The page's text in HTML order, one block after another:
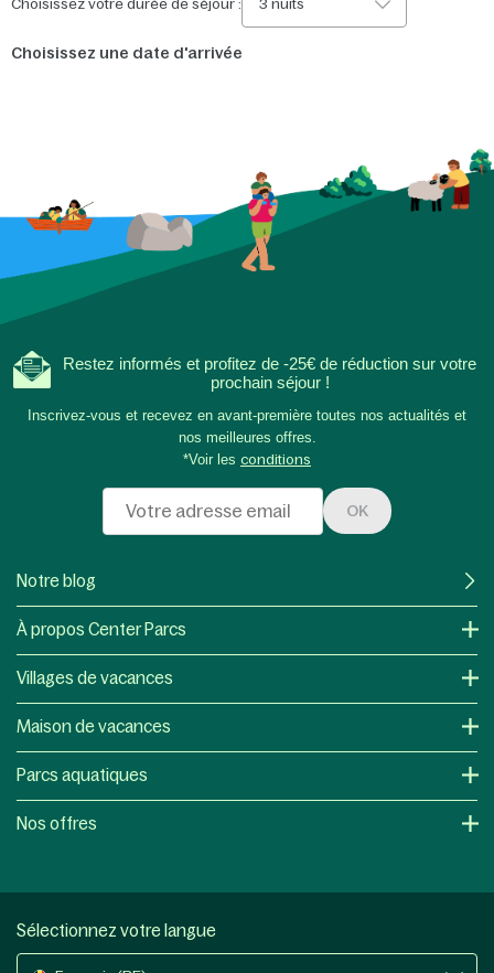
Choisissez votre durée de séjour : 3 nuits
Choisissez une date d'arrivée
Restez informés et profitez de -25€ de réduction sur votre
prochain séjour !
Inscrivez-vous et recevez en avant-première toutes nos actualités et
nos meilleures offres.
*Voir les conditions
OK
Notre blog
À propos Center Parcs
Villages de vacances
Maison de vacances
Parcs aquatiques
Nos offres
Sélectionnez votre langue